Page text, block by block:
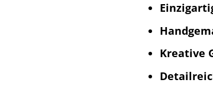
Kreative